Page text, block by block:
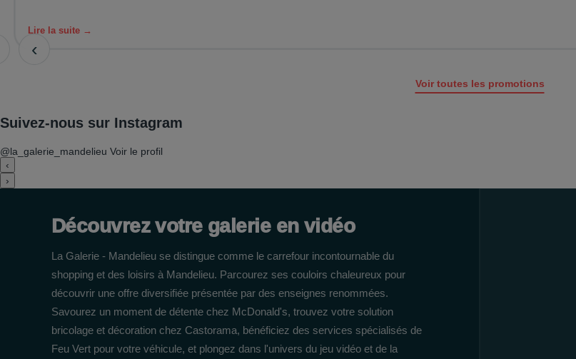
Lire la suite →
‹
Voir toutes les promotions
Suivez-nous sur Instagram
@la_galerie_mandelieu Voir le profil
‹
›
Découvrez votre galerie en vidéo
La Galerie - Mandelieu se distingue comme le carrefour incontournable du
shopping et des loisirs à Mandelieu. Parcourez ses couloirs chaleureux pour
découvrir une offre diversifiée présentée par des enseignes renommées.
Savourez un moment de détente chez McDonald's, trouvez votre solution
bricolage et décoration chez Castorama, bénéficiez des services spécialisés de
Feu Vert pour votre véhicule, et plongez dans l'univers du jeu vidéo et de la